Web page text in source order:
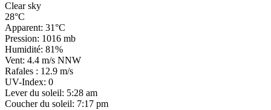
Clear sky
28°C
Apparent: 31°C
Pression: 1016 mb
Humidité: 81%
Vent: 4.4 m/s NNW
Rafales : 12.9 m/s
UV-Index: 0
Lever du soleil: 5:28 am
Coucher du soleil: 7:17 pm